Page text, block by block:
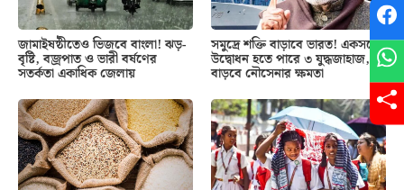
জামাইষষ্ঠীতেও ভিজবে বাংলা! ঝড়-
বৃষ্টি, বজ্রপাত ও ভারী বর্ষণের
সতর্কতা একাধিক জেলায়
সমুদ্রে শক্তি বাড়াবে ভারত! একসঙ্গে
উদ্বোধন হতে পারে ৩ যুদ্ধজাহাজ,
বাড়বে নৌসেনার ক্ষমতা